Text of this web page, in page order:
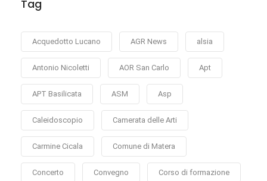
Tag
Acquedotto Lucano AGR News alsia
Antonio Nicoletti AOR San Carlo Apt
APT Basilicata ASM Asp
Caleidoscopio Camerata delle Arti
Carmine Cicala Comune di Matera
Concerto Convegno Corso di formazione